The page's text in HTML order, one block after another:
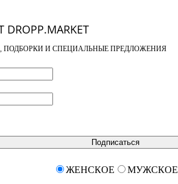
ПОДБОРКИ И СПЕЦИАЛЬНЫЕ ПРЕДЛОЖЕНИЯ
Подписаться
ЖЕНСКОЕ МУЖСКОЕ